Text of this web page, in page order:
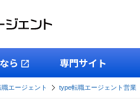
ら 専門サイト
職エージェント type転職エージェント営業